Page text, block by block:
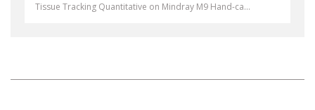
Tissue Tracking Quantitative on Mindray M9 Hand-ca...